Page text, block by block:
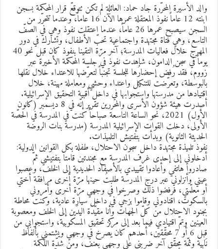
الأسيرة المحرّرة جاد حماد: العائلة لم تكن تتوقعّ قرار المحكمة بسجن
ابنته 12 عاماً نفوذ المعتقلة عمرها الآن 16 عاماً، وعندما تتحرّر من
السجن سيصبح عمرها 26 عاماً، عندما اعتقلت نفوذ وهي في الصفّ
وهي فتاة مجتهدة واجتماعية تحبّ الأطفال، وتشارك في دور
المهرج خلال فعاليات المدرسة؛ آخر مرّة التقينا بنفوذ كان قبل نحو 40
في سجن الدامون، شاهدت نفوذ في جلسة المحكمة الأخيرة عبر
فقد رُفض إحضارُها للجلسة تجنباً لتعرّضها للاعتداء خلال نقلها
وتعرّضت للتنكيل واعتداء وحشي ومعاملة مهينة، خلال
من مدرستها واستجوابها في داخل أقبية التحقيق الإسرائيلية.
أصدرت هيئة شؤون الأسرى والمحررين تقرير إنّه في 8 ديسمبر (كانون
الأول) 2021، نحو الساعة التاسعة صباحاً كنت في المدرسة في الحصّة
دخلت القوات الإسرائيلية المدرسة (مدرسة بنات الروضة
الثانوية) وبدأت بتفتيش التلميذات.
تلميذة مجتهدة داخل سجون الاحتلال، طفلة بكل القوانين الدولية:
إلى إحدى غرف المدرسة مع مجندتين قامتا بتفتيشي ثمّ
هاتفي وأعادوا تقييدي بالأصفاد الحديدية إلى الخلف، وعصبوا
وأنزلوني عبر درج المدرسة طلبتُ حينها مرّة أخرى مرافقة أختي
معلّمتي، فرفضوا ذلك وصرخوا في وجهي مرّة أخرى وأمروني
اقتادوني وقاموا بزجّي في داخل سيارة عادية، وكنت محاطة
الاحتلال من كلّ الجهات وأنا مقيّدة اليدَين إلى الخلف ومعصوبة
وتمّ اقتيادي فيما بعد إلى مركز تحقيق المسكوبية، واستجوابي من
قِبل 6 أو 7 محقّقين، أحدهم كان يصرخ في وجهي ويشتمني بألفاظ
وثمّة محقّق آخر ضربني على وجهي بعنف، ومن شدّة اللكمة